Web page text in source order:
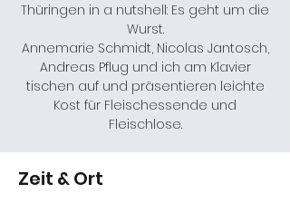
Thüringen in a nutshell: Es geht um die
Wurst.
Annemarie Schmidt, Nicolas Jantosch,
Andreas Pflug und ich am Klavier
tischen auf und präsentieren leichte
Kost für Fleischessende und
Fleischlose.
Zeit & Ort